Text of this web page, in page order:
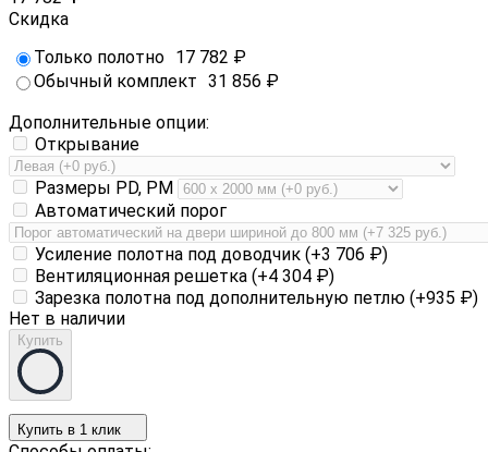
Скидка
Только полотно 17 782 ₽
Обычный комплект 31 856 ₽
Дополнительные опции:
Открывание
Размеры PD, PM
Автоматический порог
Усиление полотна под доводчик (+3 706 ₽)
Вентиляционная решетка (+4 304 ₽)
Зарезка полотна под дополнительную петлю (+935 ₽)
Нет в наличии
Купить
Купить в 1 клик